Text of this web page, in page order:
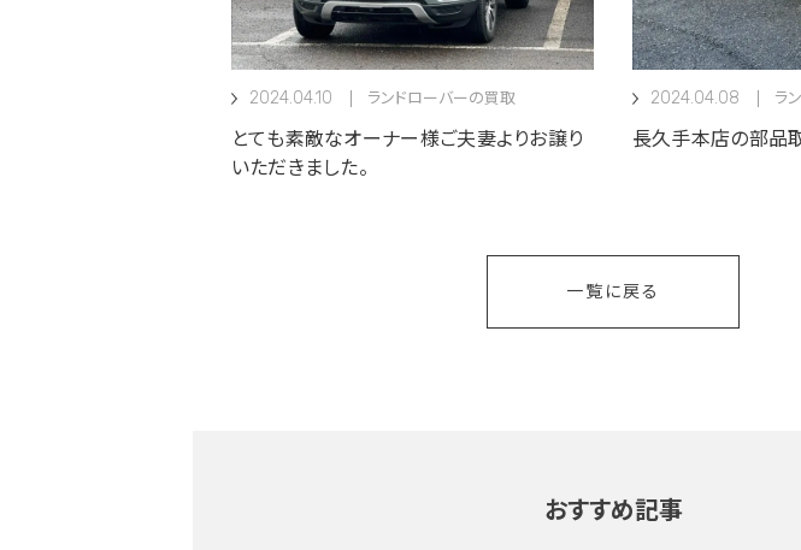
2024.04.10 ランドローバーの買取
とても素敵なオーナー様ご夫妻よりお譲り
いただきました。
2024.04.08 ラ
長久手本店の部品
一覧に戻る
おすすめ記事